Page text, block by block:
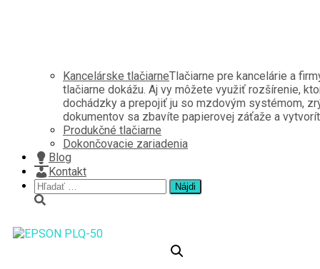
Kancelárske tlačiarneTlačiarne pre kancelárie a
tlačiarne dokážu. Aj vy môžete využiť rozšírenie,
dochádzky a prepojiť ju so mzdovým systémom,
dokumentov sa zbavíte papierovej záťaže a
Produkčné tlačiarne
Dokončovacie zariadenia
Blog
Kontakt